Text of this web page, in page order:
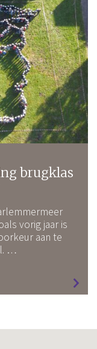
brugklas
vorig jaar is
aan te
…